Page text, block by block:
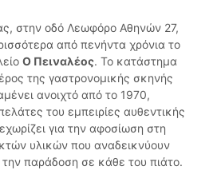
στην οδό Λεωφόρο Αθηνών 27,
από πενήντα χρόνια το
Ο Πειναλέος. Το κατάστημα
της γαστρονομικής σκηνής
ανοιχτό από το 1970,
του εμπειρίες αυθεντικής
για την αφοσίωση στη
υλικών που αναδεικνύουν
παράδοση σε κάθε του πιάτο.